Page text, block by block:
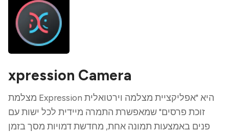
xpression Camera
מצלמת Expression היא "אפליקציית מצלמה וירטואלית
זוכת פרסים" שמאפשרת התמרה מיידית לכל ישות עם
פנים באמצעות תמונה אחת, מחדשת דמויות מסך בזמן